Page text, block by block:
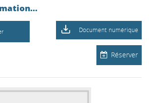
Document numérique
Réserver